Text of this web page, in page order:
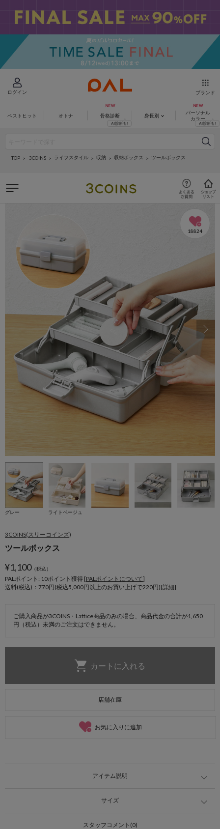
ログイン ブランド
ベストヒット オトナ 骨格診断 身長別
パーソナル
カラー
TOP 3COINS ライフスタイル 収納 収納ボックス ツールボックス
18824
グレー ライトベージュ
3COINS(スリーコインズ)
ツールボックス
¥1,100（税込）
PALポイント: 10ポイント獲得 [PALポイントについて]
送料(税込)：770円(税込5,000円以上のお買い上げで220円)[詳細]
ご購入商品が3COINS・Lattice商品のみの場合、商品代金の合計が1,650
円（税込）未満のご注文はできません。
店舗在庫
お気に入りに追加
アイテム説明
サイズ
スタッフコメント(0)